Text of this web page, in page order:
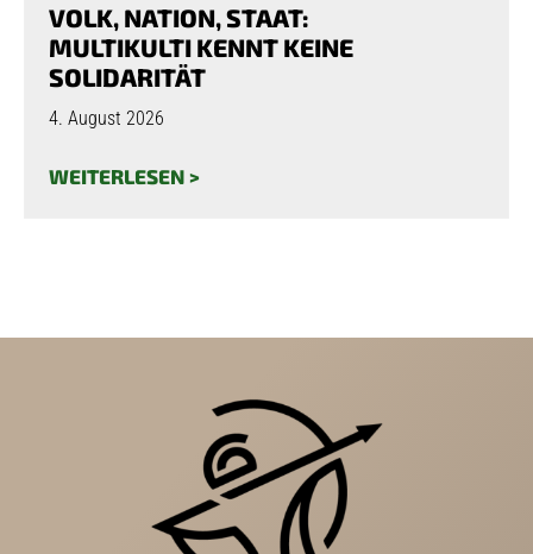
VOLK, NATION, STAAT:
MULTIKULTI KENNT KEINE
SOLIDARITÄT
4. August 2026
WEITERLESEN >